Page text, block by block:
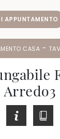
APPUNTAMENTO
CASA -
Arredo3